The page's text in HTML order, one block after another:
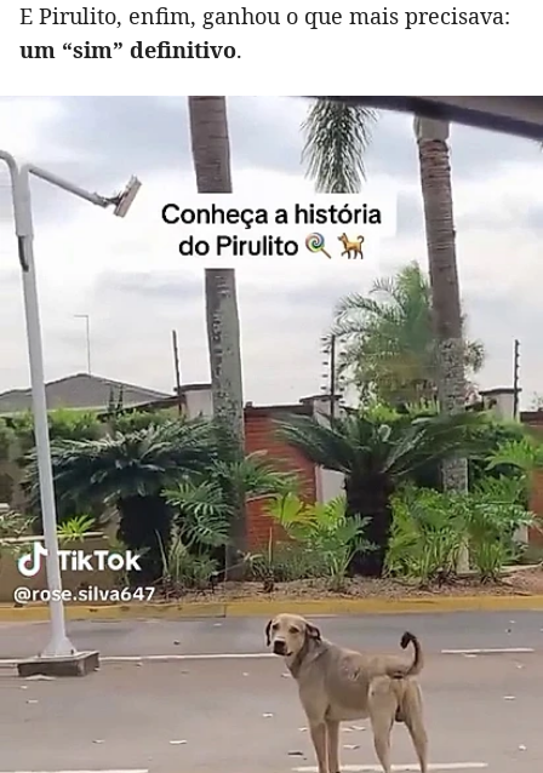
E Pirulito, enfim, ganhou o que mais precisava:
um “sim” definitivo.